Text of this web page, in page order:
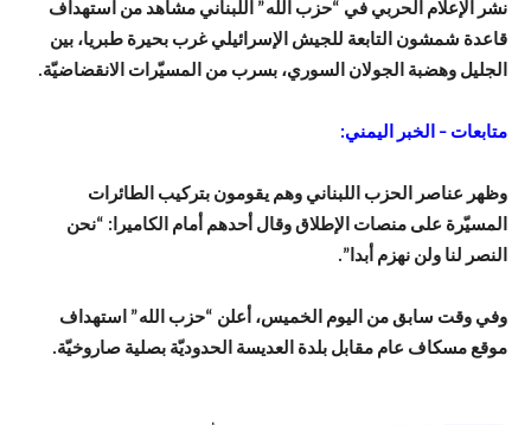
نشر الإعلام الحربي في “حزب الله” اللبناني مشاهد من استهداف
قاعدة شمشون التابعة للجيش الإسرائيلي غرب بحيرة طبريا، بين
الجليل وهضبة الجولان السوري، بسرب من المسيّرات الانقضاضيّة.
متابعات – الخبر اليمني:
وظهر عناصر الحزب اللبناني وهم يقومون بتركيب الطائرات
المسيّرة على منصات الإطلاق وقال أحدهم أمام الكاميرا: “نحن
النصر لنا ولن نهزم أبدا”.
وفي وقت سابق من اليوم الخميس، أعلن “حزب الله” استهداف
موقع مسكاف عام مقابل بلدة العديسة الحدوديّة بصلية صاروخيّة.